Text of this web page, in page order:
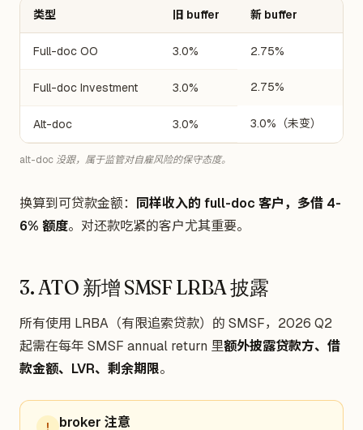
类型 旧 buffer 新 buffer
Full-doc OO 3.0% 2.75%
Full-doc Investment 3.0% 2.75%
Alt-doc 3.0% 3.0%（未变）
alt-doc 没跟，属于监管对自雇风险的保守态度。
换算到可贷款金额：
同样收入的 full-doc 客户，多借 4-
6% 额度。对还款吃紧的客户尤其重要。
3. ATO 新增 SMSF LRBA 披露
所有使用 LRBA（有限追索贷款）的 SMSF，2026 Q2
起需在每年 SMSF annual return 里额外披露贷款方、借
款金额、LVR、剩余期限。
! broker 注意